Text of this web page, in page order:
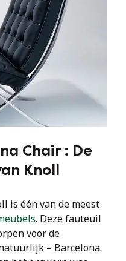
Chair : De
Knoll
is één van de meest
. Deze fauteuil
voor de
– Barcelona.